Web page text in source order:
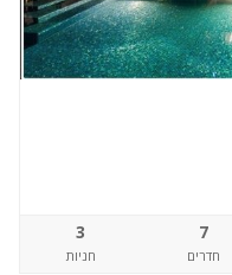
7
חדרים
3
חניות